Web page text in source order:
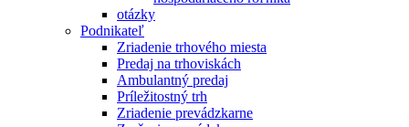
otázky
Podnikateľ
Zriadenie trhového miesta
Predaj na trhoviskách
Ambulantný predaj
Príležitostný trh
Zriadenie prevádzkarne